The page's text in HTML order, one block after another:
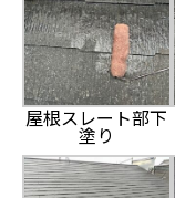
屋根スレート部下
塗り